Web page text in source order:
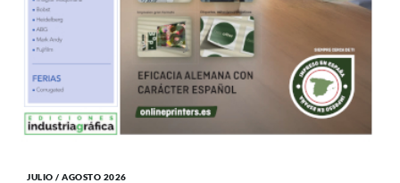
JULIO / AGOSTO 2026